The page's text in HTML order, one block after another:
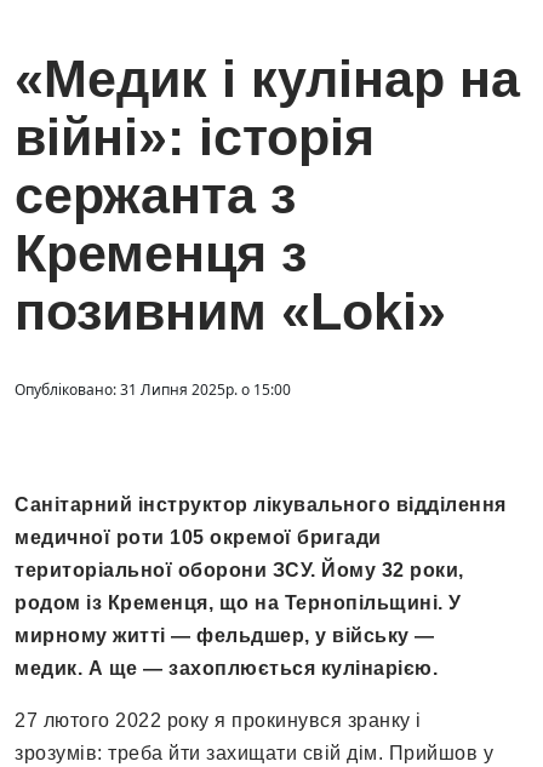
«Медик і кулінар на
війні»: історія
сержанта з
Кременця з
позивним «Loki»
Опубліковано: 31 Липня 2025р. о 15:00
Санітарний інструктор лікувального відділення
медичної роти 105 окремої бригади
територіальної оборони ЗСУ. Йому 32 роки,
родом із Кременця, що на Тернопільщині. У
мирному житті — фельдшер, у війську —
медик. А ще — захоплюється кулінарією.
27 лютого 2022 року я прокинувся зранку і
зрозумів: треба йти захищати свій дім. Прийшов у